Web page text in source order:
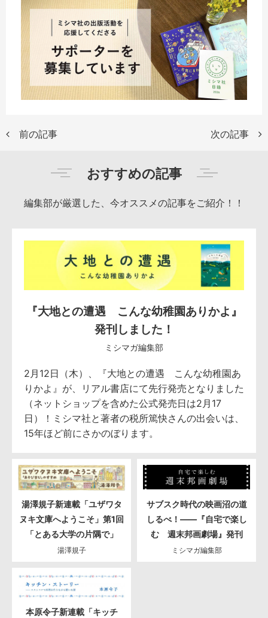
前の記事 次の記事
おすすめの記事
編集部が厳選した、今オススメの記事をご紹介！！
『大地との遭遇 こんな幼稚園ありかよ』
発刊しました！
ミシマガ編集部
2月12日（木）、『大地との遭遇 こんな幼稚園あ
りかよ』が、リアル書店にて先行発売となりました
（ネットショップを含めた公式発売日は2月17
日）！ミシマ社と著者の税所篤快さんの出会いは、
15年ほど前にさかのぼります。
湯澤規子新連載「ユザワタ
ヌキ文庫へようこそ」第1回
「とある大学の片隅で」
湯澤規子
サブスク時代の映画沼の道
しるべ！――『自宅で楽し
む 週末邦画劇場』発刊
ミシマガ編集部
本原令子新連載「キッチ